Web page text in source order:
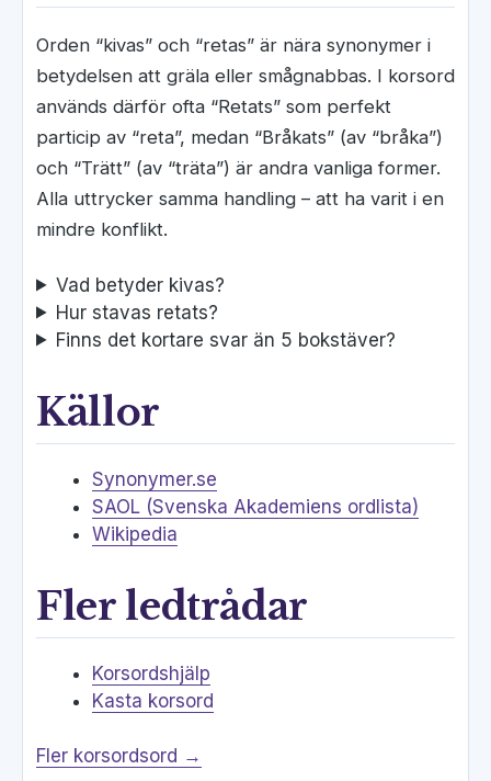
Orden “kivas” och “retas” är nära synonymer i
betydelsen att gräla eller smågnabbas. I korsord
används därför ofta “Retats” som perfekt
particip av “reta”, medan “Bråkats” (av “bråka”)
och “Trätt” (av “träta”) är andra vanliga former.
Alla uttrycker samma handling – att ha varit i en
mindre konflikt.
Vad betyder kivas?
Hur stavas retats?
Finns det kortare svar än 5 bokstäver?
Källor
Synonymer.se
SAOL (Svenska Akademiens ordlista)
Wikipedia
Fler ledtrådar
Korsordshjälp
Kasta korsord
Fler korsordsord →